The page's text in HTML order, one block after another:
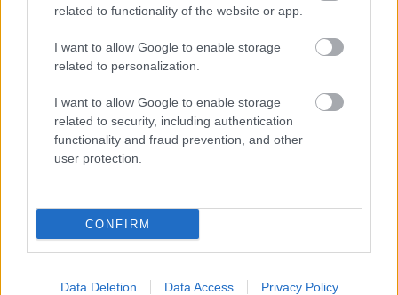
related to functionality of the website or app.
I want to allow Google to enable storage
related to personalization.
I want to allow Google to enable storage
related to security, including authentication
functionality and fraud prevention, and other
user protection.
CONFIRM
Data Deletion Data Access Privacy Policy
ΕΘΝΙΚΕΣ ΟΜΑΔΕΣ
08/08/2026
Δείπνο της ΕΟΠΕ προς τιμήν του Ισίδωρου
Κούβελου παρουσία των Εθνικών ομάδων